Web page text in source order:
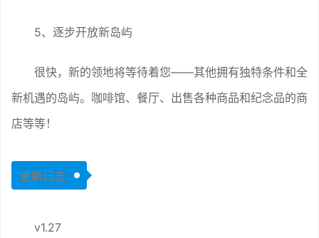
5、逐步开放新岛屿
很快，新的领地将等待着您——其他拥有独特条件和全
新机遇的岛屿。咖啡馆、餐厅、出售各种商品和纪念品的商
店等等！
更新日志
v1.27